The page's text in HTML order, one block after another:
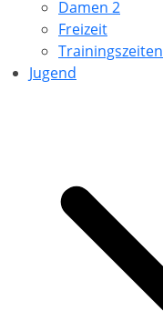
Damen 2
Freizeit
Trainingszeiten
Jugend